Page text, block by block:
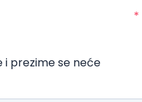
*
i prezime se neće